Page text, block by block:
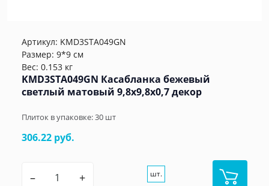
Артикул: KMD3STA049GN
Размер: 9*9 см
Вес: 0.153 кг
KMD3STA049GN Касабланка бежевый
светлый матовый 9,8x9,8x0,7 декор
Плиток в упаковке:30 шт
306.22 руб.
– + шт.